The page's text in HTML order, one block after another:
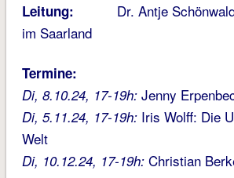
Leitung: Dr. Antje Schönwald,
im Saarland
Termine:
Di, 8.10.24, 17-19h:Jenny
Di, 5.11.24, 17-19h: Iris Wolff: Die
Welt
Di, 10.12.24, 17-19h:Christian